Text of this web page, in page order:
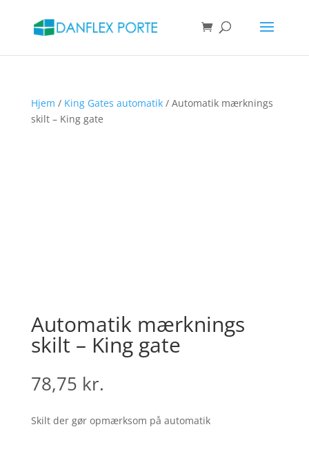
Hjem / King Gates automatik/ Automatik mærknings
skilt – King gate
Automatik mærknings
skilt – King gate
78,75 kr.
Skilt der gør opmærksom på automatik